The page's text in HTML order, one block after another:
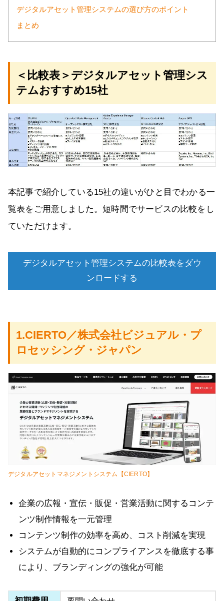
デジタルアセット管理システムの選び方のポイント
まとめ
＜比較表＞デジタルアセット管理シス
テムおすすめ15社
本記事で紹介している15社の違いがひと目でわかる一
覧表をご用意しました。短時間でサービスの比較をし
ていただけます。
デジタルアセット管理システムの比較表をダウ
ンロードする
1.CIERTO／株式会社ビジュアル・プ
ロセッシング・ジャパン
デジタルアセットマネジメントシステム【CIERTO】
企業の広報・宣伝・販促・営業活動に関するコンテ
ンツ制作情報を一元管理
コンテンツ制作の効率を高め、コスト削減を実現
システムが自動的にコンプライアンスを徹底する事
により、ブランディングの強化が可能